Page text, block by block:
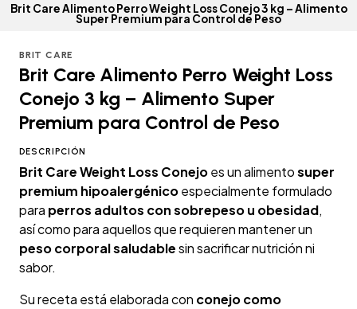
Brit Care Alimento Perro Weight Loss Conejo 3 kg – Alimento
Super Premium para Control de Peso
BRIT CARE
Brit Care Alimento Perro Weight Loss
Conejo 3 kg – Alimento Super
Premium para Control de Peso
DESCRIPCIÓN
Brit Care Weight Loss Conejoes un alimentosuper
premium hipoalergénicoespecialmente formulado
para perros adultos con sobrepeso u obesidad,
así como para aquellos que requieren mantener un
peso corporal saludablesin sacrificar nutrición ni
sabor.
Su receta está elaborada con conejo como